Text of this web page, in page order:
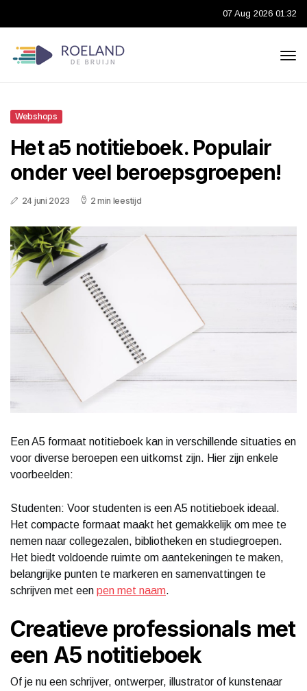
07 Aug 2026 01:32
Webshops
Het a5 notitieboek. Populair
onder veel beroepsgroepen!
24 juni 2023 2 min leestijd
Een A5 formaat notitieboek kan in verschillende situaties en
voor diverse beroepen een uitkomst zijn. Hier zijn enkele
voorbeelden:
Studenten: Voor studenten is een A5 notitieboek ideaal.
Het compacte formaat maakt het gemakkelijk om mee te
nemen naar collegezalen, bibliotheken en studiegroepen.
Het biedt voldoende ruimte om aantekeningen te maken,
belangrijke punten te markeren en samenvattingen te
schrijven met een pen met naam.
Creatieve professionals met
een A5 notitieboek
Of je nu een schrijver, ontwerper, illustrator of kunstenaar